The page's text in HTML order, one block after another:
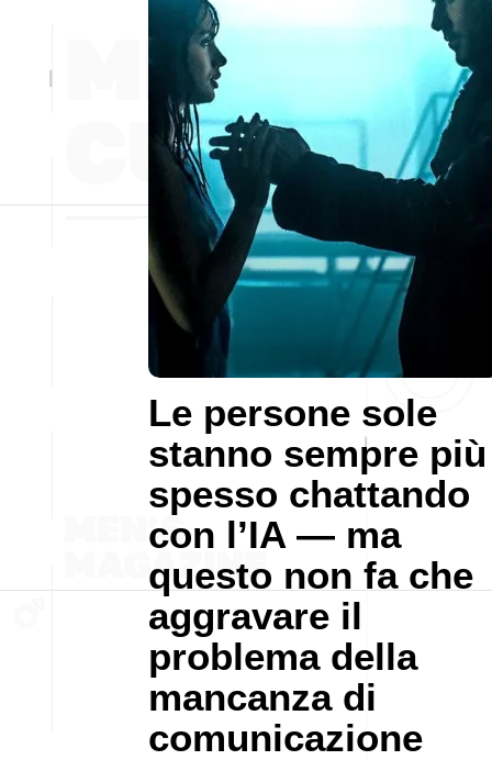
Le persone sole
stanno sempre più
spesso chattando
con l’IA — ma
questo non fa che
aggravare il
problema della
mancanza di
comunicazione